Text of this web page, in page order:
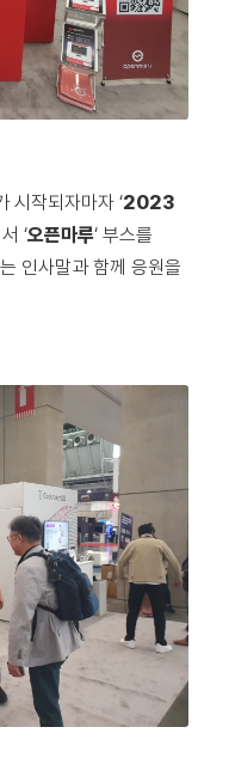
시작되자마자 ‘2023
‘오픈마루‘ 부스를
인사말과 함께 응원을